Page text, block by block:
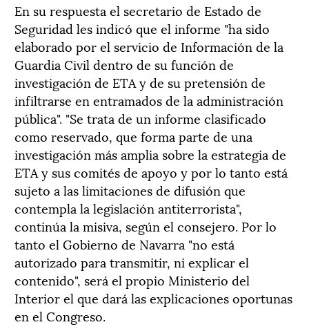
En su respuesta el secretario de Estado de
Seguridad les indicó que el informe "ha sido
elaborado por el servicio de Información de la
Guardia Civil dentro de su función de
investigación de ETA y de su pretensión de
infiltrarse en entramados de la administración
pública". "Se trata de un informe clasificado
como reservado, que forma parte de una
investigación más amplia sobre la estrategia de
ETA y sus comités de apoyo y por lo tanto está
sujeto a las limitaciones de difusión que
contempla la legislación antiterrorista",
continúa la misiva, según el consejero. Por lo
tanto el Gobierno de Navarra "no está
autorizado para transmitir, ni explicar el
contenido", será el propio Ministerio del
Interior el que dará las explicaciones oportunas
en el Congreso.